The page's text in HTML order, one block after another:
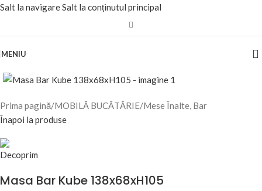
Salt la navigareSalt la conținutul principal
MENIU
Prima pagină/MOBILĂ BUCĂTĂRIE/Mese Înalte, Bar
Înapoi la produse
Masa Bar Kube 138x68xH105